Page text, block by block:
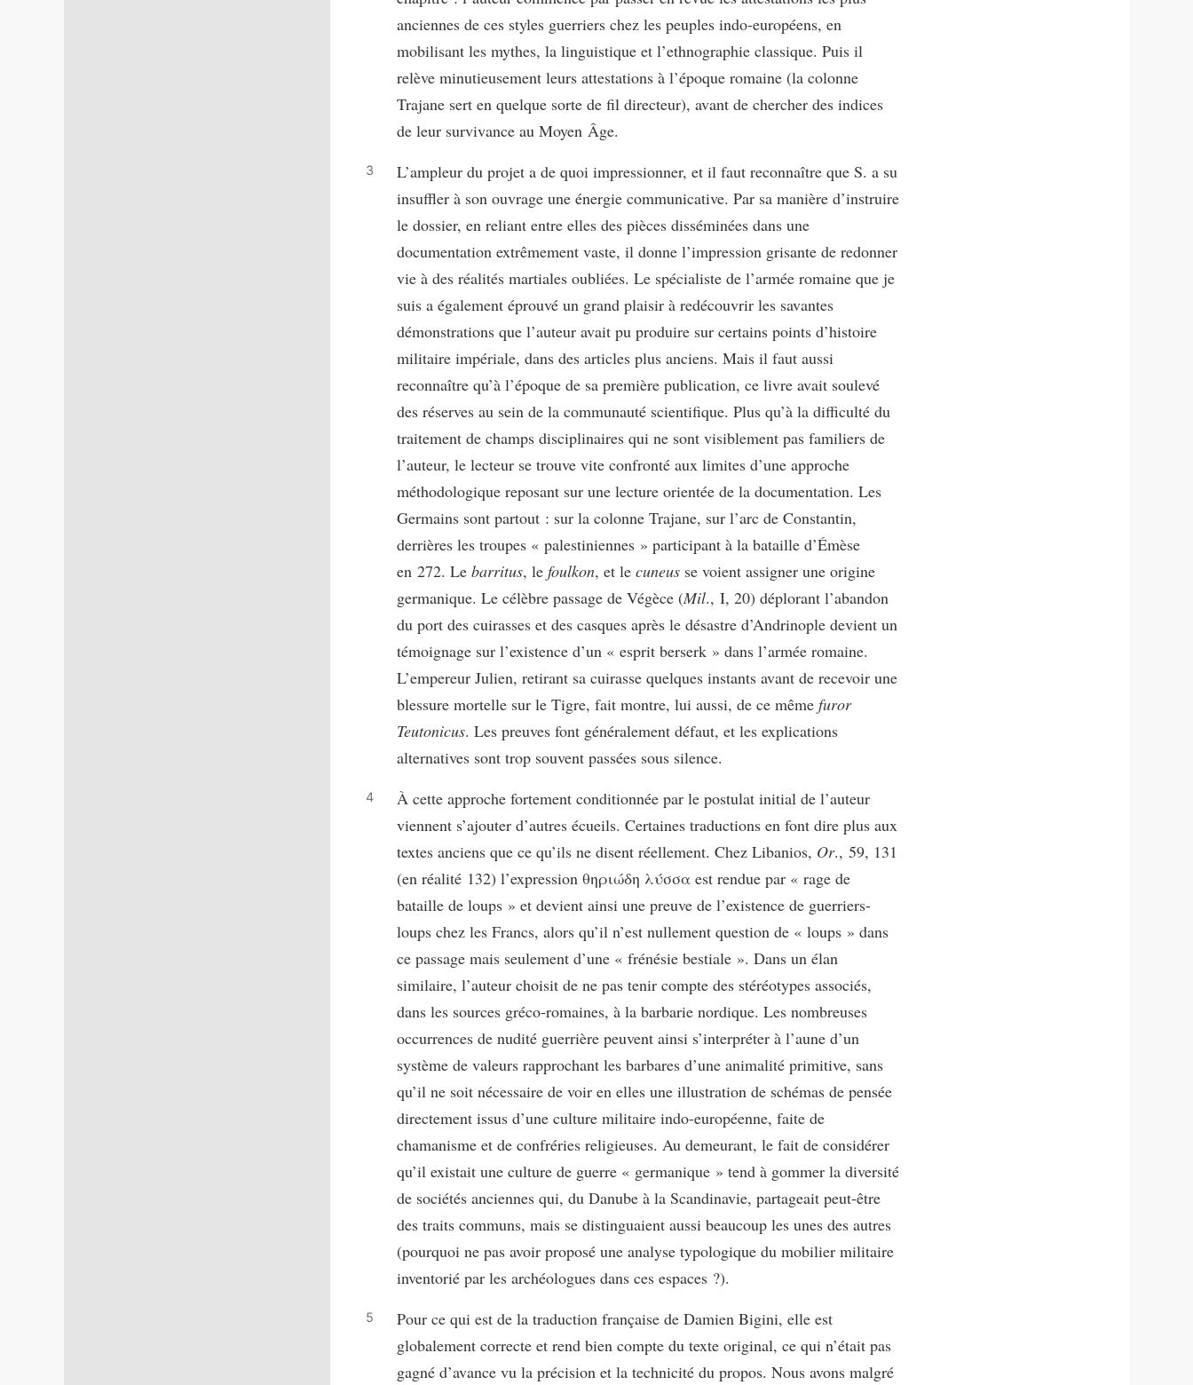
anciennes de ces styles guerriers chez les peuples indo-européens, en
mobilisant les mythes, la linguistique et l’ethnographie classique. Puis il
relève minutieusement leurs attestations à l’époque romaine (la colonne
Trajane sert en quelque sorte de fil directeur), avant de chercher des indices
de leur survivance au Moyen Âge.
L’ampleur du projet a de quoi impressionner, et il faut reconnaître que S. a su
insuffler à son ouvrage une énergie communicative. Par sa manière d’instruire
le dossier, en reliant entre elles des pièces disséminées dans une
documentation extrêmement vaste, il donne l’impression grisante de redonner
vie à des réalités martiales oubliées. Le spécialiste de l’armée romaine que je
suis a également éprouvé un grand plaisir à redécouvrir les savantes
démonstrations que l’auteur avait pu produire sur certains points d’histoire
militaire impériale, dans des articles plus anciens. Mais il faut aussi
reconnaître qu’à l’époque de sa première publication, ce livre avait soulevé
des réserves au sein de la communauté scientifique. Plus qu’à la difficulté du
traitement de champs disciplinaires qui ne sont visiblement pas familiers de
l’auteur, le lecteur se trouve vite confronté aux limites d’une approche
méthodologique reposant sur une lecture orientée de la documentation. Les
Germains sont partout : sur la colonne Trajane, sur l’arc de Constantin,
derrières les troupes « palestiniennes » participant à la bataille d’Émèse
en 272. Le barritus, le foulkon, et le cuneus se voient assigner une origine
germanique. Le célèbre passage de Végèce (Mil., I, 20) déplorant l’abandon
du port des cuirasses et des casques après le désastre d’Andrinople devient un
témoignage sur l’existence d’un « esprit berserk » dans l’armée romaine.
L’empereur Julien, retirant sa cuirasse quelques instants avant de recevoir une
blessure mortelle sur le Tigre, fait montre, lui aussi, de ce même furor
Teutonicus. Les preuves font généralement défaut, et les explications
alternatives sont trop souvent passées sous silence.
À cette approche fortement conditionnée par le postulat initial de l’auteur
viennent s’ajouter d’autres écueils. Certaines traductions en font dire plus aux
textes anciens que ce qu’ils ne disent réellement. Chez Libanios, Or., 59, 131
(en réalité 132) l’expression θηριώδη λύσσα est rendue par « rage de
bataille de loups » et devient ainsi une preuve de l’existence de guerriers-
loups chez les Francs, alors qu’il n’est nullement question de « loups » dans
ce passage mais seulement d’une « frénésie bestiale ». Dans un élan
similaire, l’auteur choisit de ne pas tenir compte des stéréotypes associés,
dans les sources gréco-romaines, à la barbarie nordique. Les nombreuses
occurrences de nudité guerrière peuvent ainsi s’interpréter à l’aune d’un
système de valeurs rapprochant les barbares d’une animalité primitive, sans
qu’il ne soit nécessaire de voir en elles une illustration de schémas de pensée
directement issus d’une culture militaire indo-européenne, faite de
chamanisme et de confréries religieuses. Au demeurant, le fait de considérer
qu’il existait une culture de guerre « germanique » tend à gommer la diversité
de sociétés anciennes qui, du Danube à la Scandinavie, partageait peut-être
des traits communs, mais se distinguaient aussi beaucoup les unes des autres
(pourquoi ne pas avoir proposé une analyse typologique du mobilier militaire
inventorié par les archéologues dans ces espaces ?).
Pour ce qui est de la traduction française de Damien Bigini, elle est
globalement correcte et rend bien compte du texte original, ce qui n’était pas
gagné d’avance vu la précision et la technicité du propos. Nous avons malgré